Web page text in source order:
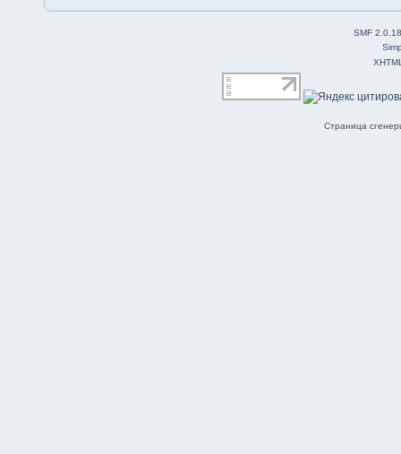
SMF 2.0.18
Страница